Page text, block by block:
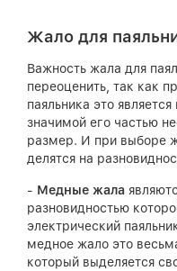
Жало для
Важность жала для
переоценить, так как
паяльника это
значимой его частью
размер. И при выборе
делятся на
- Медные жала
разновидностью
электрический
медное жало это
который выделяется